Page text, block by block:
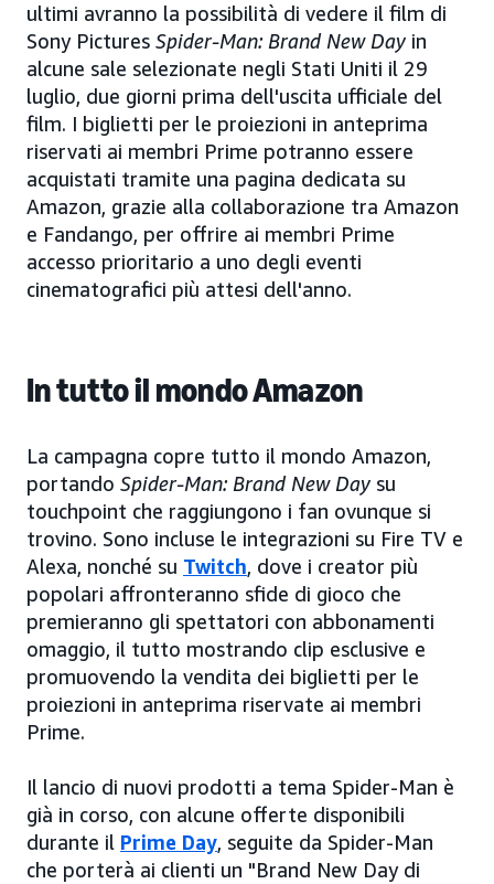
ultimi avranno la possibilità di vedere il film di
Sony Pictures Spider-Man: Brand New Day in
alcune sale selezionate negli Stati Uniti il 29
luglio, due giorni prima dell'uscita ufficiale del
film. I biglietti per le proiezioni in anteprima
riservati ai membri Prime potranno essere
acquistati tramite una pagina dedicata su
Amazon, grazie alla collaborazione tra Amazon
e Fandango, per offrire ai membri Prime
accesso prioritario a uno degli eventi
cinematografici più attesi dell'anno.
In tutto il mondo Amazon
La campagna copre tutto il mondo Amazon,
portando Spider-Man: Brand New Day su
touchpoint che raggiungono i fan ovunque si
trovino. Sono incluse le integrazioni su Fire TV e
Alexa, nonché su Twitch, dove i creator più
popolari affronteranno sfide di gioco che
premieranno gli spettatori con abbonamenti
omaggio, il tutto mostrando clip esclusive e
promuovendo la vendita dei biglietti per le
proiezioni in anteprima riservate ai membri
Prime.
Il lancio di nuovi prodotti a tema Spider-Man è
già in corso, con alcune offerte disponibili
durante il Prime Day, seguite da Spider-Man
che porterà ai clienti un "Brand New Day di